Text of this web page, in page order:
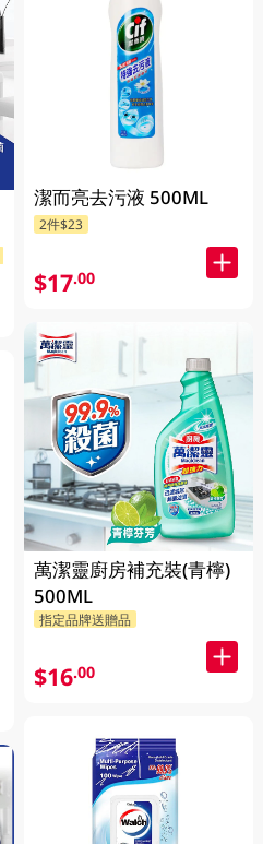
潔而亮去污液 500ML
2件$23
$17.00
萬潔靈廚房補充裝(青檸)
500ML
指定品牌送贈品
$16.00